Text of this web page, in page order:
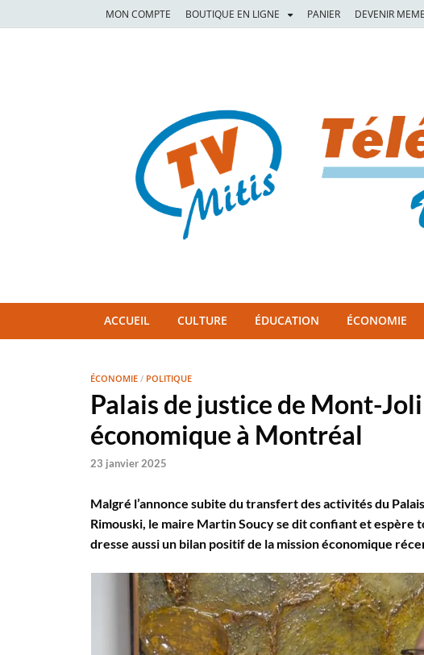
MON COMPTE BOUTIQUE EN LIGNE PANIER DEVENIR
TVM
ACCUEIL CULTURE ÉDUCATION ÉCONOMIE
ÉCONOMIE / POLITIQUE
Palais de justice de Mont-
économique à Montréal
23 janvier 2025
Malgré l’annonce subite du transfert des activités du
Rimouski, le maire Martin Soucy se dit confiant et
dresse aussi un bilan positif de la mission économique